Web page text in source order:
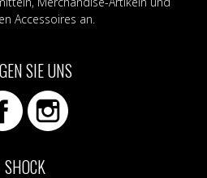
Accessoires an.
SIE UNS
SHOCK